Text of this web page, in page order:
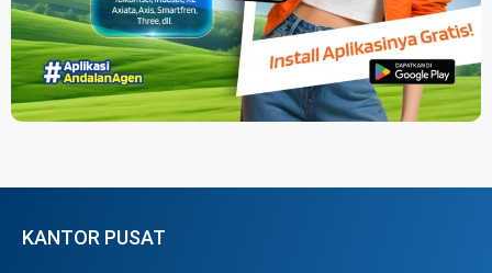
KANTOR PUSAT